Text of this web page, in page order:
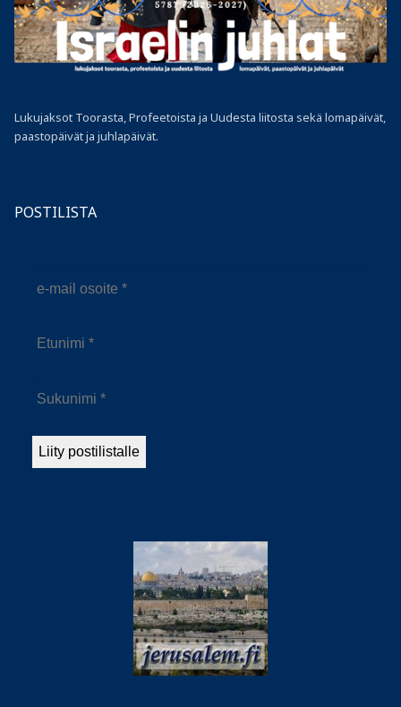
Lukujaksot Toorasta, Profeetoista ja Uudesta liitosta sekä lomapäivät,
paastopäivät ja juhlapäivät.
POSTILISTA